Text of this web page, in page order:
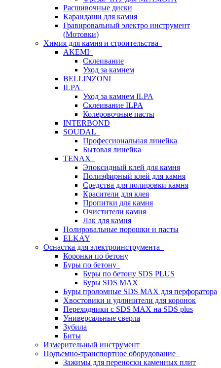
Расшивочные диски
Карандаши для камня
Гравировальный электро инструмент
(Мотовки)
Химия для камня и строительства
AKEMI
Склеивание
Уход за камнем
BELLINZONI
ILPA
Уход за камнем ILPA
Склеивание ILPA
Колеровочные пасты
INTERBOND
SOUDAL
Профессиональная линейка
Бытовая линейка
TENAX
Эпоксидный клей для камня
Полиэфирный клей для камня
Средства для полировки камня
Красители для клея
Пропитки для камня
Очистители камня
Лак для камня
Полировальные порошки и пасты
ELKAY
Оснастка для электроинструмента
Коронки по бетону
Буры по бетону
Буры по бетону SDS PLUS
Буры SDS MAX
Буры проломные SDS MAX для перфоратора
Хвостовики и удлинители для коронок
Переходники с SDS MAX на SDS plus
Универсальные сверла
Зубила
Биты
Измерительный инструмент
Подъемно-транспортное оборудование
Зажимы для переноски каменных плит